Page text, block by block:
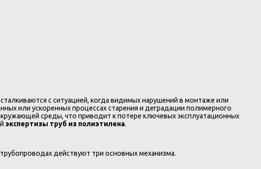
с ситуацией, когда видимых нарушений в монтаже или
или ускоренных процессах старения и деградации полимерного
среды, что приводит к потере ключевых эксплуатационных
экспертизы труб из полиэтилена.
действуют три основных механизма.